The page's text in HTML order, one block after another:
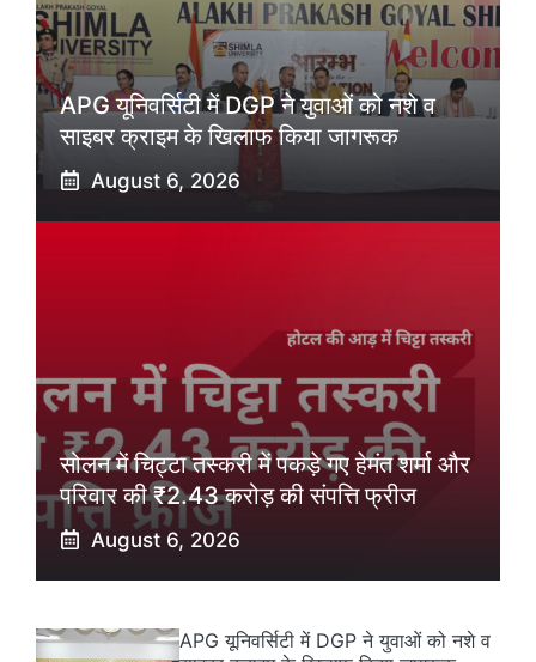
APG यूनिवर्सिटी में DGP ने युवाओं को नशे व
साइबर क्राइम के खिलाफ किया जागरूक
August 6, 2026
सोलन में चिट्टा तस्करी में पकड़े गए हेमंत शर्मा और
परिवार की ₹2.43 करोड़ की संपत्ति फ्रीज
August 6, 2026
APG यूनिवर्सिटी में DGP ने युवाओं को नशे व